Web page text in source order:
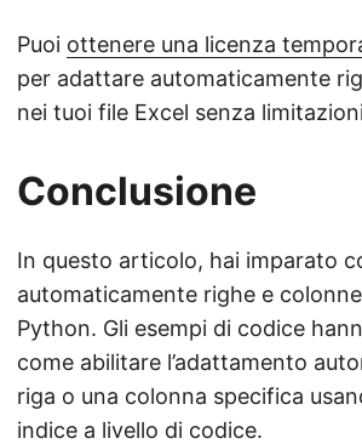
Puoi ottenere una licenza
per adattare automaticamente
nei tuoi file Excel senza
Conclusione
In questo articolo, hai imparato
automaticamente righe e
Python. Gli esempi di codice
come abilitare l’adattamento
riga o una colonna specifica
indice a livello di codice.